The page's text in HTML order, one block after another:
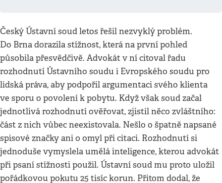
Český Ústavní soud letos řešil nezvyklý problém.
Do Brna dorazila stížnost, která na první pohled
působila přesvědčivě. Advokát v ní citoval řadu
rozhodnutí Ústavního soudu i Evropského soudu pro
lidská práva, aby podpořil argumentaci svého klienta
ve sporu o povolení k pobytu. Když však soud začal
jednotlivá rozhodnutí ověřovat, zjistil něco zvláštního:
část z nich vůbec neexistovala. Nešlo o špatně napsané
spisové značky ani o omyl při citaci. Rozhodnutí si
jednoduše vymyslela umělá inteligence, kterou advokát
při psaní stížnosti použil. Ústavní soud mu proto uložil
pořádkovou pokutu 25 tisíc korun. Přitom dodal, že